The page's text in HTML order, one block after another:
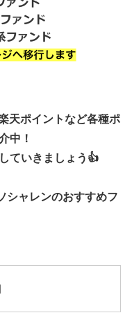
天ポイントなど各種ポ
中！
ていきましょう👍
シャレンのおすすめフ